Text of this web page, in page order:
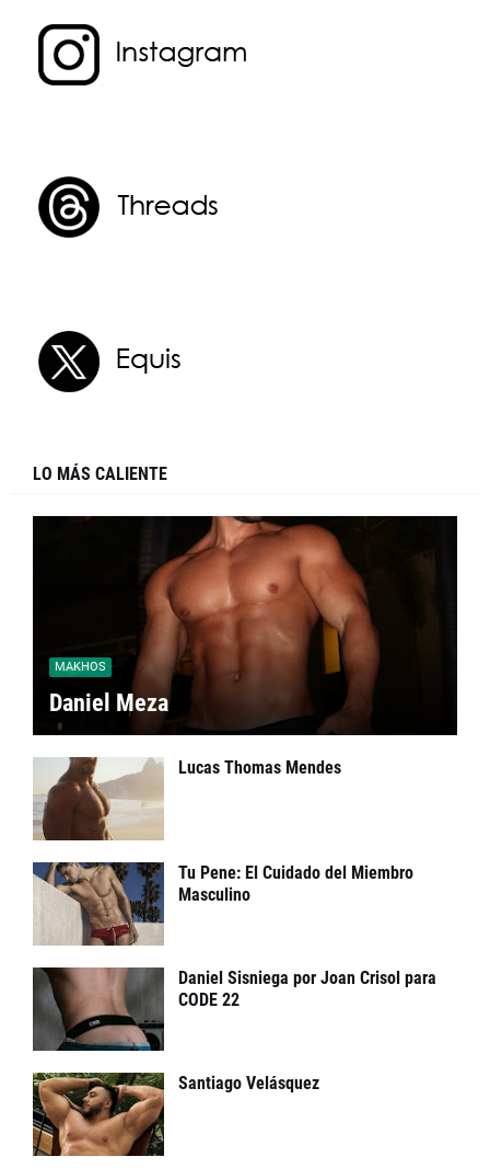
LO MÁS CALIENTE
MAKHOS
Daniel Meza
Lucas Thomas Mendes
Tu Pene: El Cuidado del Miembro
Masculino
Daniel Sisniega por Joan Crisol para
CODE 22
Santiago Velásquez